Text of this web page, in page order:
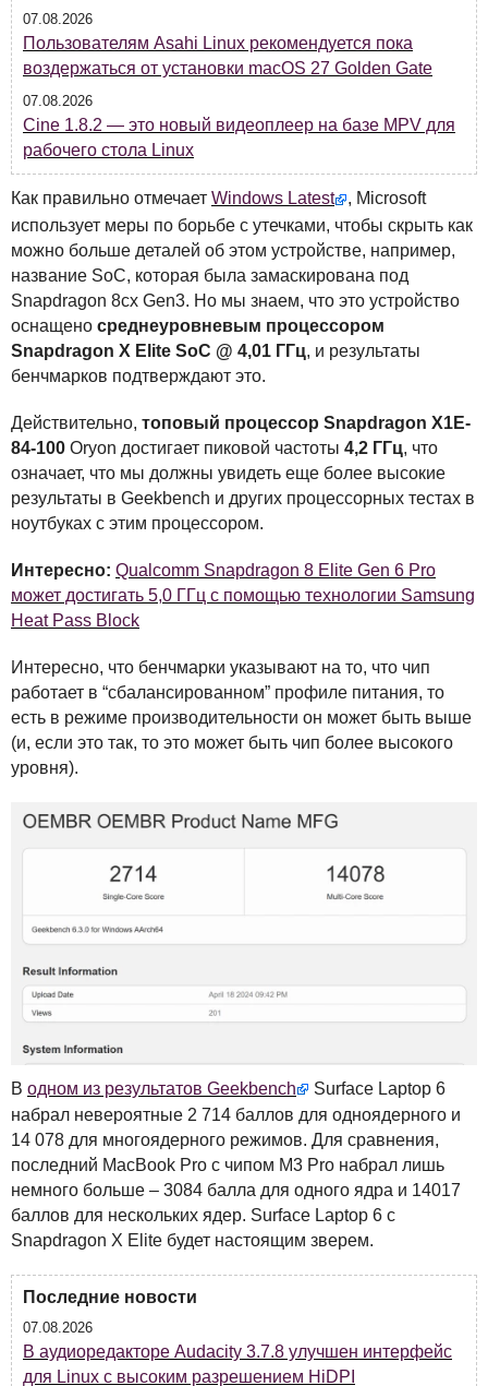
07.08.2026
Пользователям Asahi Linux рекомендуется пока
воздержаться от установки macOS 27 Golden Gate
07.08.2026
Cine 1.8.2 — это новый видеоплеер на базе MPV для
рабочего стола Linux
Как правильно отмечает Windows Latest
, Microsoft
использует меры по борьбе с утечками, чтобы скрыть как
можно больше деталей об этом устройстве, например,
название SoC, которая была замаскирована под
Snapdragon 8cx Gen3. Но мы знаем, что это устройство
оснащено среднеуровневым процессором
Snapdragon X Elite SoC @ 4,01 ГГц, и результаты
бенчмарков подтверждают это.
Действительно, топовый процессор Snapdragon X1E-
84-100 Oryon достигает пиковой частоты 4,2 ГГц, что
означает, что мы должны увидеть еще более высокие
результаты в Geekbench и других процессорных тестах в
ноутбуках с этим процессором.
Интересно: Qualcomm Snapdragon 8 Elite Gen 6 Pro
может достигать 5,0 ГГц с помощью технологии Samsung
Heat Pass Block
Интересно, что бенчмарки указывают на то, что чип
работает в “сбалансированном” профиле питания, то
есть в режиме производительности он может быть выше
(и, если это так, то это может быть чип более высокого
уровня).
В одном из результатов Geekbench
Surface Laptop 6
набрал невероятные 2 714 баллов для одноядерного и
14 078 для многоядерного режимов. Для сравнения,
последний MacBook Pro с чипом M3 Pro набрал лишь
немного больше – 3084 балла для одного ядра и 14017
баллов для нескольких ядер. Surface Laptop 6 с
Snapdragon X Elite будет настоящим зверем.
Последние новости
07.08.2026
В аудиоредакторе Audacity 3.7.8 улучшен интерфейс
для Linux с высоким разрешением HiDPI